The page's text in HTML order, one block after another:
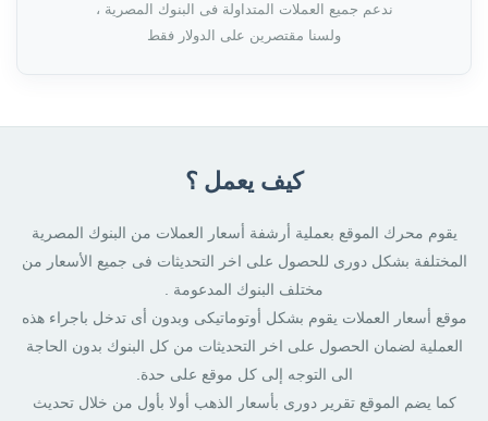
ندعم جميع العملات المتداولة فى البنوك المصرية ،
ولسنا مقتصرين على الدولار فقط
كيف يعمل ؟
يقوم محرك الموقع بعملية أرشفة أسعار العملات من البنوك المصرية
المختلفة بشكل دورى للحصول على اخر التحديثات فى جميع الأسعار من
مختلف البنوك المدعومة .
موقع أسعار العملات يقوم بشكل أوتوماتيكى وبدون أى تدخل باجراء هذه
العملية لضمان الحصول على اخر التحديثات من كل البنوك بدون الحاجة
الى التوجه إلى كل موقع على حدة.
كما يضم الموقع تقرير دورى بأسعار الذهب أولا بأول من خلال تحديث